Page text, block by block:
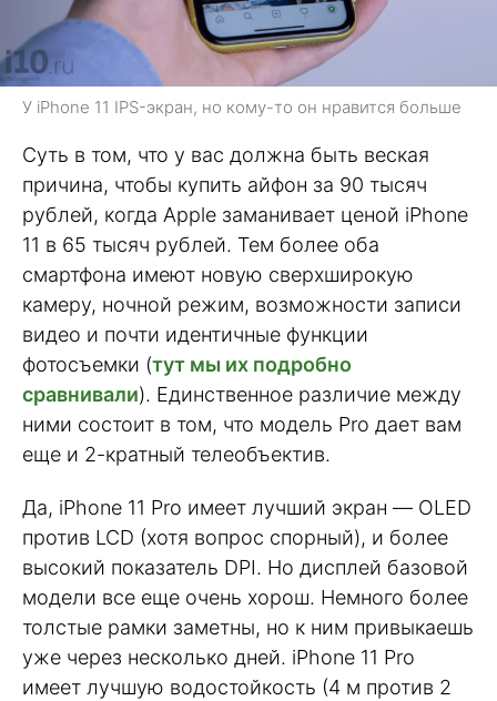
У iPhone 11 IPS-экран, но кому-то он нравится больше
Суть в том, что у вас должна быть веская
причина, чтобы купить айфон за 90 тысяч
рублей, когда Apple заманивает ценой iPhone
11 в 65 тысяч рублей. Тем более оба
смартфона имеют новую сверхширокую
камеру, ночной режим, возможности записи
видео и почти идентичные функции
фотосъемки (тут мы их подробно
сравнивали). Единственное различие между
ними состоит в том, что модель Pro дает вам
еще и 2-кратный телеобъектив.
Да, iPhone 11 Pro имеет лучший экран — OLED
против LCD (хотя вопрос спорный), и более
высокий показатель DPI. Но дисплей базовой
модели все еще очень хорош. Немного более
толстые рамки заметны, но к ним привыкаешь
уже через несколько дней. iPhone 11 Pro
имеет лучшую водостойкость (4 м против 2